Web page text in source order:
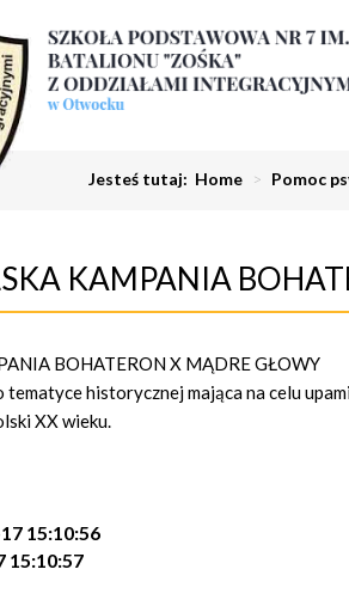
Jesteś tutaj: Home > Pomoc
KAMPANIA
BOHATERON X MĄDRE GŁOWY
tematyce historycznej mająca na celu
XX wieku.
15:10:56
15:10:57